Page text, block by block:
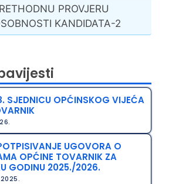
PROVJERU
KANDIDATA-2
SJEDNICU OPĆINSKOG VIJEĆA
UGOVORA O
OPĆINE TOVARNIK ZA
GODINU 2025./2026.